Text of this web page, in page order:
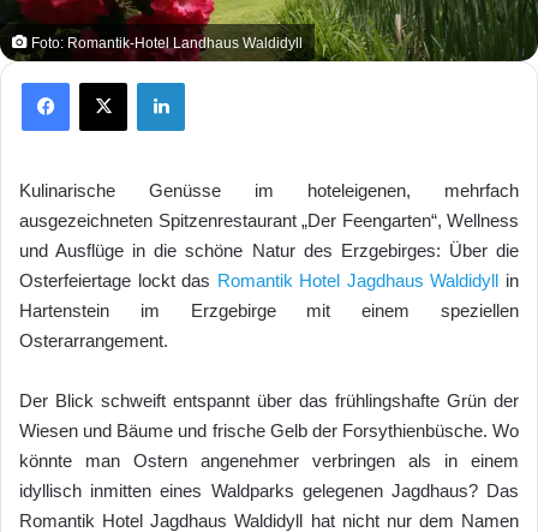
Foto: Romantik-Hotel Landhaus Waldidyll
X
Kulinarische Genüsse im hoteleigenen, mehrfach
ausgezeichneten Spitzenrestaurant „Der Feengarten“, Wellness
und Ausflüge in die schöne Natur des Erzgebirges: Über die
Osterfeiertage lockt das Romantik Hotel Jagdhaus Waldidyll in
Hartenstein im Erzgebirge mit einem speziellen
Osterarrangement.
Der Blick schweift entspannt über das frühlingshafte Grün der
Wiesen und Bäume und frische Gelb der Forsythienbüsche. Wo
könnte man Ostern angenehmer verbringen als in einem
idyllisch inmitten eines Waldparks gelegenen Jagdhaus? Das
Romantik Hotel Jagdhaus Waldidyll hat nicht nur dem Namen